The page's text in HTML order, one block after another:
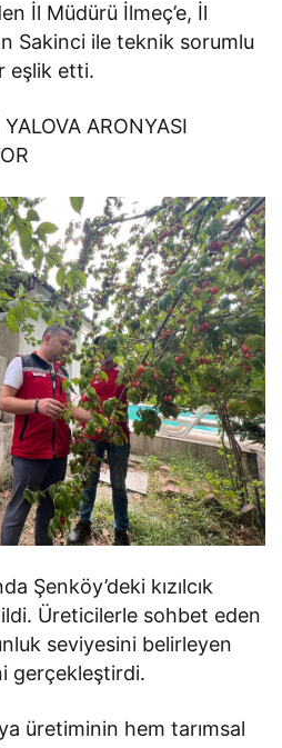
İl Müdürü İlmeç’e, İl
Sakinci ile teknik sorumlu
eşlik etti.
Şenköy’deki kızılcık
Üreticilerle sohbet eden
seviyesini belirleyen
gerçekleştirdi.
üretiminin hem tarımsal